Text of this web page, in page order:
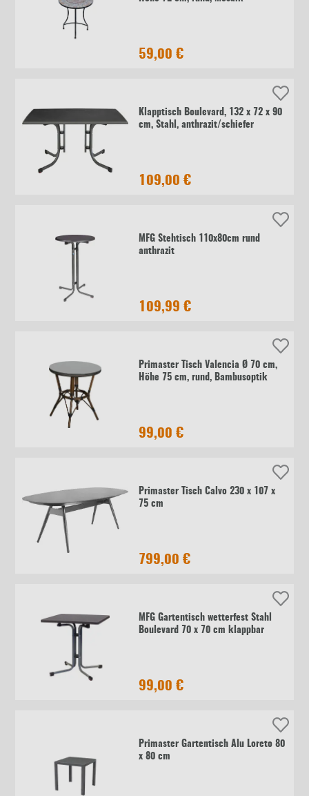
59,00 €
Klapptisch Boulevard, 132 x 72 x 90
cm, Stahl, anthrazit/schiefer
109,00 €
MFG Stehtisch 110x80cm rund
anthrazit
109,99 €
Primaster Tisch Valencia Ø 70 cm,
Höhe 75 cm, rund, Bambusoptik
99,00 €
Primaster Tisch Calvo 230 x 107 x
75 cm
799,00 €
MFG Gartentisch wetterfest Stahl
Boulevard 70 x 70 cm klappbar
99,00 €
Primaster Gartentisch Alu Loreto 80
x 80 cm